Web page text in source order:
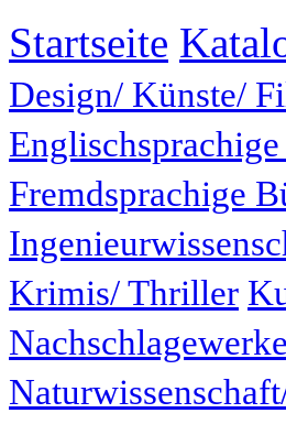
Startseite
Design/ Künste/
Fremdsprachige
Krimis/ Thriller
Nachschlagewerke